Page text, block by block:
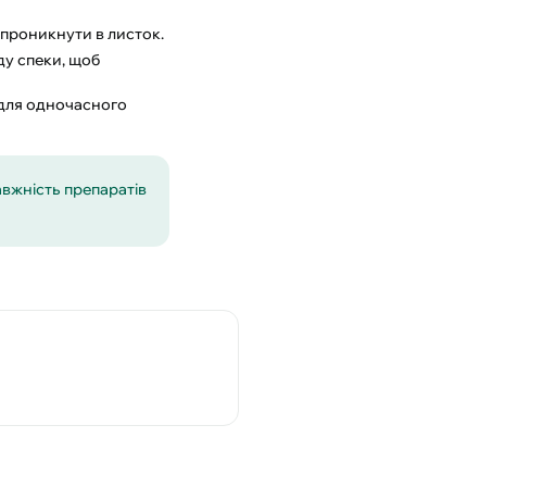
в листок.
спеки, щоб
одночасного
препаратів